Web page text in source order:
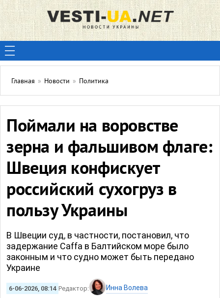
Главная » Новости » Политика
Поймали на воровстве
зерна и фальшивом флаге:
Швеция конфискует
российский сухогруз в
пользу Украины
В Швеции суд, в частности, постановил, что
задержание Caffa в Балтийском море было
законным и что судно может быть передано
Украине
6-06-2026, 08:14 Редактор: Инна Волева